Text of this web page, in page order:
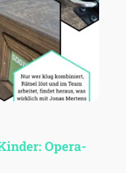
Opera­